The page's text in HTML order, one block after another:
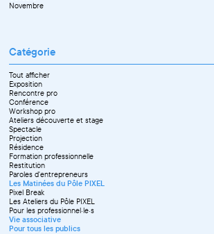
Novembre
Catégorie
Tout afficher
Exposition
Rencontre pro
Conférence
Workshop pro
Ateliers découverte et stage
Spectacle
Projection
Résidence
Formation professionnelle
Restitution
Paroles d'entrepreneurs
Les Matinées du Pôle PIXEL
Pixel Break
Les Ateliers du Pôle PIXEL
Pour les professionnel·le·s
Vie associative
Pour tous les publics